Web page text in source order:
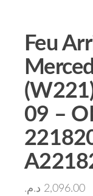
Feu
09 –
2,096.00 د.م.